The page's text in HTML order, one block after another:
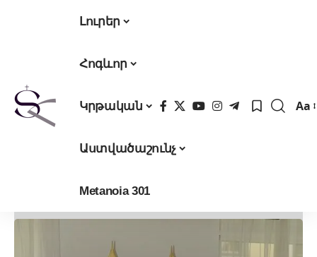
Լուրեր
Հոգևոր
Կրթական
Աստվածաշունչ
Metanoia 301
Aa